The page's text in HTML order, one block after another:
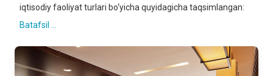
iqtisodiy faoliyat turlari bo‘yicha quyidagicha taqsimlangan:
Batafsil ...